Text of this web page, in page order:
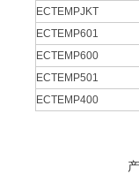
ECTEMPJKT
ECTEMP601
ECTEMP600
ECTEMP501
ECTEMP400